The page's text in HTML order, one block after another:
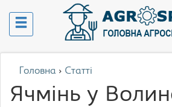
Головна › Статті
Ячмінь у